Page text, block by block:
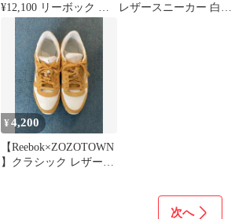
¥12,100 リーボック ク
ラシックレザー SP エ
クストラ 24cm
レザースニーカー 白
¥4,200
【Reebok×ZOZOTOWN
】クラシック レザー
次へ